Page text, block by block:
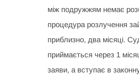
між подружжям немає
процедура розлучення
приблизно, два місяці.
приймається через 1
заяви, а вступає в